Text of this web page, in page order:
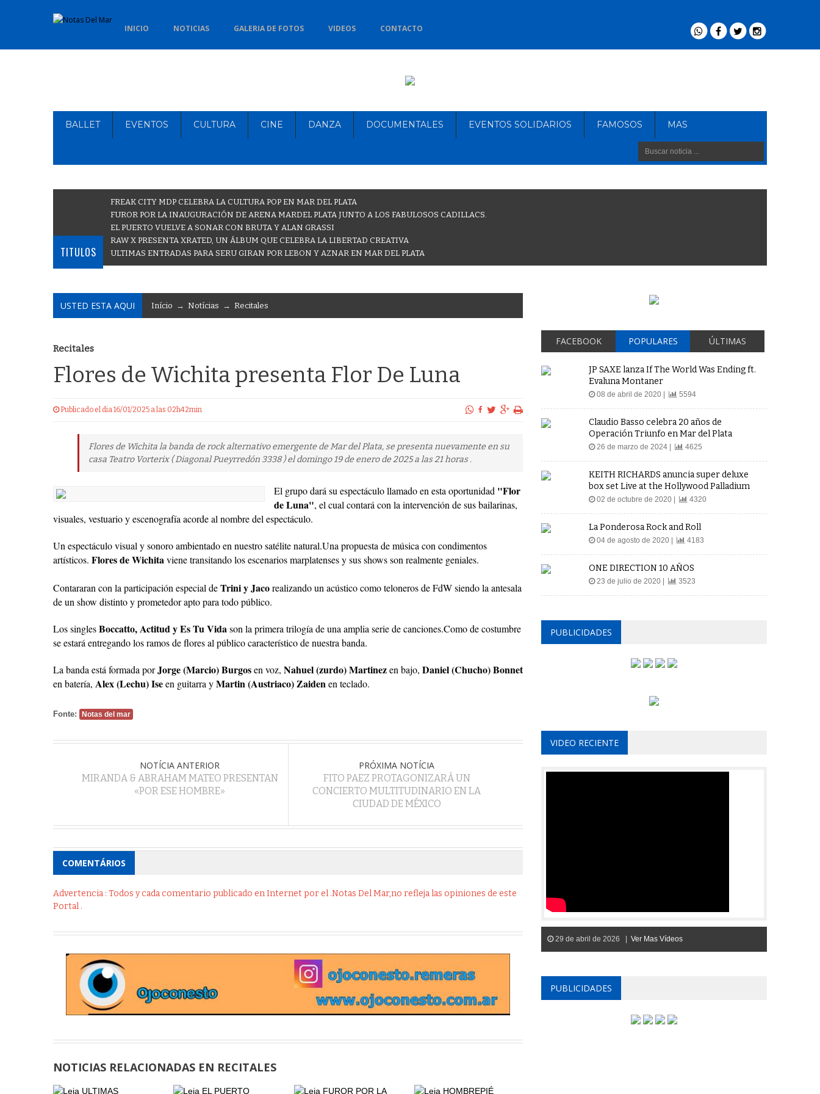
INICIO NOTICIAS GALERIA DE FOTOS VIDEOS CONTACTO
BALLET EVENTOS CULTURA CINE DANZA DOCUMENTALES EVENTOS SOLIDARIOS FAMOSOS MAS
TITULOS
FREAK CITY MDP CELEBRA LA CULTURA POP EN MAR DEL PLATA
FUROR POR LA INAUGURACIÓN DE ARENA MARDEL PLATA JUNTO A LOS FABULOSOS CADILLACS.
EL PUERTO VUELVE A SONAR CON BRUTA Y ALAN GRASSI
RAW X PRESENTA XRATED, UN ÁLBUM QUE CELEBRA LA LIBERTAD CREATIVA
ULTIMAS ENTRADAS PARA SERU GIRAN POR LEBON Y AZNAR EN MAR DEL PLATA
USTED ESTA AQUI Início → Notícias → Recitales
Recitales
Flores de Wichita presenta Flor De Luna
Publicado el dia 16/01/2025 a las 02h42min
Flores de Wichita la banda de rock alternativo emergente de Mar del Plata, se presenta nuevamente en su
casa Teatro Vorterix ( Diagonal Pueyrredón 3338 ) el domingo 19 de enero de 2025 a las 21 horas .
El grupo dará su espectáculo llamado en esta oportunidad"Flor
de Luna", el cual contará con la intervención de sus bailarinas,
visuales, vestuario y escenografía acorde al nombre del espectáculo.
Un espectáculo visual y sonoro ambientado en nuestro satélite natural.Una propuesta de música con condimentos
artísticos. Flores de Wichitaviene transitando los escenarios marplatenses y sus shows son realmente geniales.
Contararan con la participación especial deTrini y Jacorealizando un acústico como teloneros de FdW siendo la antesala
de un show distinto y prometedor apto para todo público.
Los singlesBoccatto, Actitud y Es Tu Vidason la primera trilogía de una amplia serie de canciones.Como de costumbre
se estará entregando los ramos de flores al público característico de nuestra banda.
La banda está formada porJorge (Marcio) Burgosen voz, Nahuel (zurdo) Martinezen bajo, Daniel (Chucho) Bonnet
en batería, Alex (Lechu) Iseen guitarra yMartin (Austriaco) Zaidenen teclado.
Fonte: Notas del mar
NOTÍCIA ANTERIOR
MIRANDA & ABRAHAM MATEO PRESENTAN
«POR ESE HOMBRE»
PRÓXIMA NOTÍCIA
FITO PAEZ PROTAGONIZARÁ UN
CONCIERTO MULTITUDINARIO EN LA
CIUDAD DE MÉXICO
COMENTÁRIOS
Advertencia : Todos y cada comentario publicado en Internet por el .Notas Del Mar,no refleja las opiniones de este
Portal .
NOTICIAS RELACIONADAS EN RECITALES
FACEBOOK POPULARES ÚLTIMAS
JP SAXE lanza If The World Was Ending ft.
Evaluna Montaner
08 de abril de 2020 | 5594
Claudio Basso celebra 20 años de
Operación Triunfo en Mar del Plata
26 de marzo de 2024 | 4625
KEITH RICHARDS anuncia super deluxe
box set Live at the Hollywood Palladium
02 de octubre de 2020 | 4320
La Ponderosa Rock and Roll
04 de agosto de 2020 | 4183
ONE DIRECTION 10 AÑOS
23 de julio de 2020 | 3523
PUBLICIDADES
VIDEO RECIENTE
29 de abril de 2026 | Ver Mas Vídeos
PUBLICIDADES